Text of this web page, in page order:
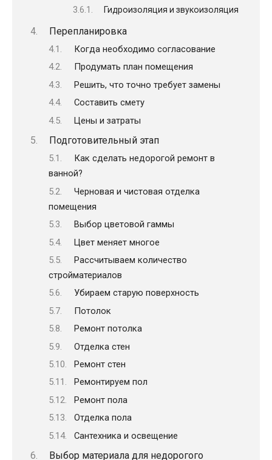
Гидроизоляция и звукоизоляция
Перепланировка
Когда необходимо согласование
Продумать план помещения
Решить, что точно требует замены
Составить смету
Цены и затраты
Подготовительный этап
Как сделать недорогой ремонт в
ванной?
Черновая и чистовая отделка
помещения
Выбор цветовой гаммы
Цвет меняет многое
Рассчитываем количество
стройматериалов
Убираем старую поверхность
Потолок
Ремонт потолка
Отделка стен
Ремонт стен
Ремонтируем пол
Ремонт пола
Отделка пола
Сантехника и освещение
Выбор материала для недорогого